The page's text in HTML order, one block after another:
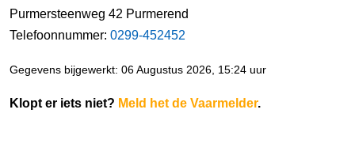
Purmersteenweg 42 Purmerend
Telefoonnummer: 0299-452452
Gegevens bijgewerkt: 06 Augustus 2026, 15:24 uur
Klopt er iets niet? Meld het de Vaarmelder.